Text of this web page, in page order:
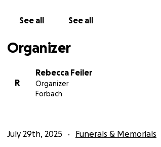
See all See all
Organizer
R
Rebecca Feiler
Organizer
Forbach
July 29th, 2025 Funerals & Memorials